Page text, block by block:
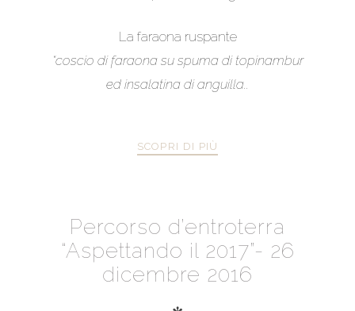
La faraona ruspante
“coscio di faraona su spuma di topinambur
ed insalatina di anguilla..
SCOPRI DI PIÙ
Percorso d’entroterra
“Aspettando il 2017”- 26
dicembre 2016